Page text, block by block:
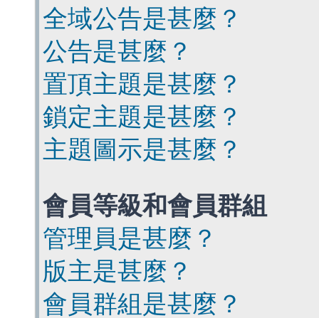
全域公告是甚麼？
公告是甚麼？
置頂主題是甚麼？
鎖定主題是甚麼？
主題圖示是甚麼？
會員等級和會員群組
管理員是甚麼？
版主是甚麼？
會員群組是甚麼？